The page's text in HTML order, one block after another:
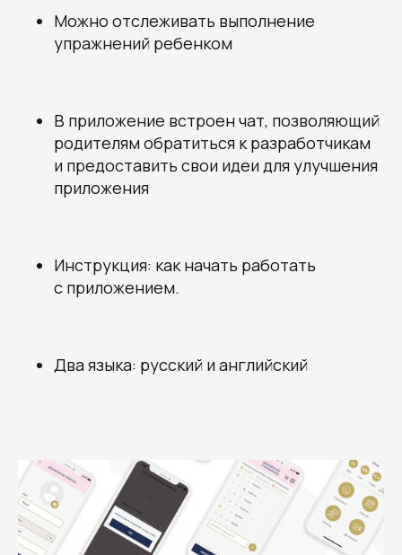
Можно отслеживать выполнение
упражнений ребенком
В приложение встроен чат, позволяющий
родителям обратиться к разработчикам
и предоставить свои идеи для улучшения
приложения
Инструкция: как начать работать
с приложением.
Два языка: русский и английский